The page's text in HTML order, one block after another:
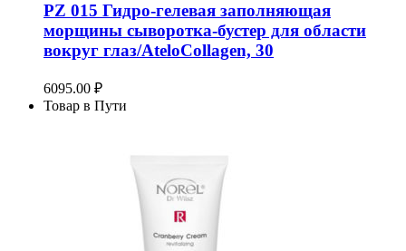
PZ 015 Гидро-гелевая заполняющая
морщины сыворотка-бустер для области
вокруг глаз/AteloCollagen, 30
6095.00 ₽
Товар в Пути